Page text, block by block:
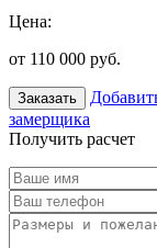
Цена:
от 110 000 руб.
Заказать
замерщика
Получить расчет